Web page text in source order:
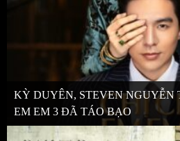
KỲ DUYÊN, STEVEN NGUYỄN
EM EM 3 ĐÃ TÁO BẠO